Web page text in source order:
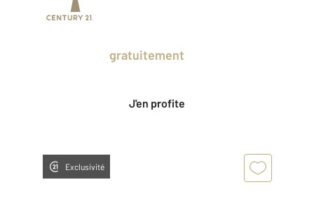
gratuitement
J'en profite
Exclusivité